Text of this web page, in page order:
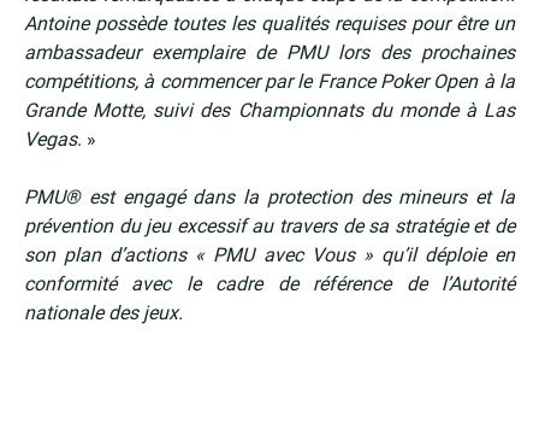
Antoine possède toutes les qualités requises pour être un
ambassadeur exemplaire de PMU lors des prochaines
compétitions, à commencer par le France Poker Open à la
Grande Motte, suivi des Championnats du monde à Las
Vegas. »
PMU® est engagé dans la protection des mineurs et la
prévention du jeu excessif au travers de sa stratégie et de
son plan d’actions « PMU avec Vous » qu’il déploie en
conformité avec le cadre de référence de l’Autorité
nationale des jeux.